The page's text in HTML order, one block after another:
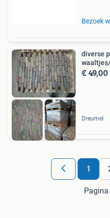
Bezoek
diverse
€ 49,00
Dreumel
1